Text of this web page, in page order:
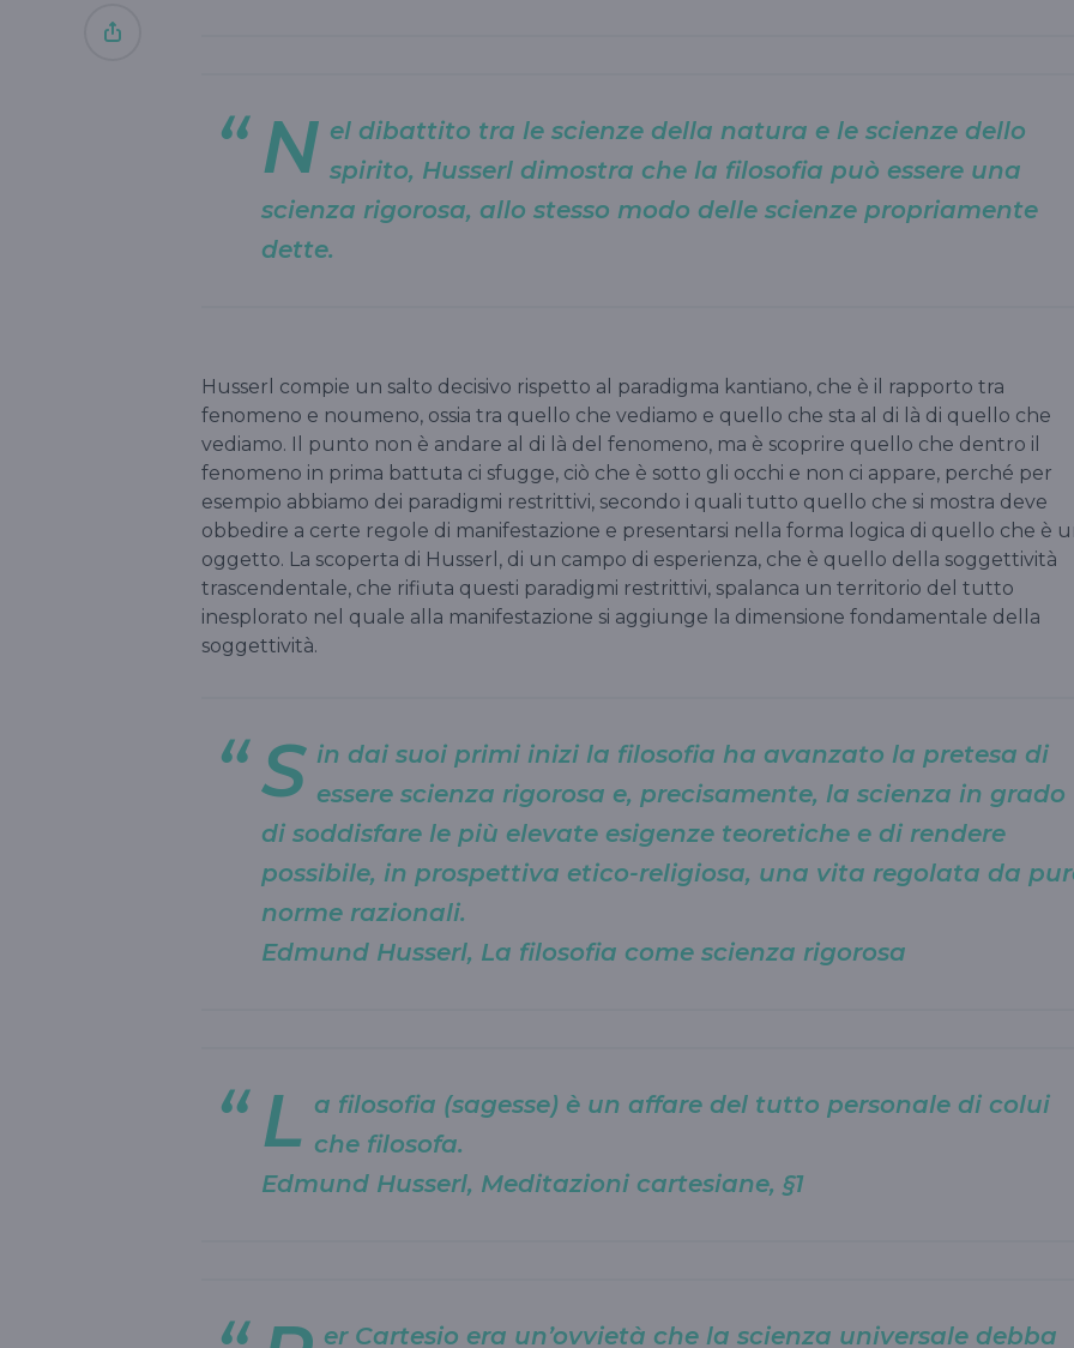
N el dibattito tra le scienze della natura e le scienze dello
spirito, Husserl dimostra che la filosofia può essere una
scienza rigorosa, allo stesso modo delle scienze propriamente
dette.
Husserl compie un salto decisivo rispetto al paradigma kantiano, che è il rapporto tra
fenomeno e noumeno, ossia tra quello che vediamo e quello che sta al di là di quello che
vediamo. Il punto non è andare al di là del fenomeno, ma è scoprire quello che dentro il
fenomeno in prima battuta ci sfugge, ciò che è sotto gli occhi e non ci appare, perché per
esempio abbiamo dei paradigmi restrittivi, secondo i quali tutto quello che si mostra deve
obbedire a certe regole di manifestazione e presentarsi nella forma logica di quello che è
oggetto. La scoperta di Husserl, di un campo di esperienza, che è quello della soggettività
trascendentale, che rifiuta questi paradigmi restrittivi, spalanca un territorio del tutto
inesplorato nel quale alla manifestazione si aggiunge la dimensione fondamentale della
soggettività.
S in dai suoi primi inizi la filosofia ha avanzato la pretesa di
essere scienza rigorosa e, precisamente, la scienza in grado
di soddisfare le più elevate esigenze teoretiche e di rendere
possibile, in prospettiva etico-religiosa, una vita regolata da
norme razionali.
Edmund Husserl, La filosofia come scienza rigorosa
L a filosofia (sagesse) è un affare del tutto personale di colui
che filosofa.
Edmund Husserl, Meditazioni cartesiane, §1
er Cartesio era un’ovvietà che la scienza universale debba